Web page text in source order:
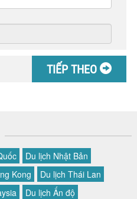
TIẾP THEO
Du lịch Nhật Bản
Kong
Du lịch Thái Lan
Du lịch Ấn độ